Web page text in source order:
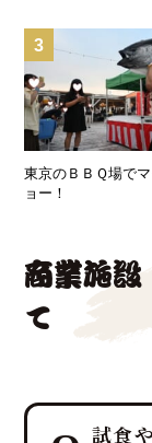
3
東京のＢＢＱ場で
ョー！
商業施設
て
試食